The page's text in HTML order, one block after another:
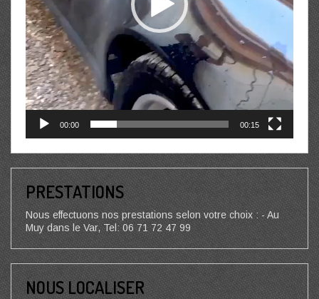
00:00 00:15
PRESTATIONS
Nous effectuons nos prestations selon votre choix : - Au
Muy dans le Var, Tel: 06 71 72 47 99
NOUS LOCALISER